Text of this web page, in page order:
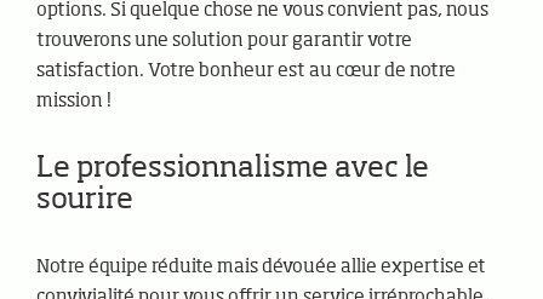
options. Si quelque chose ne vous convient pas, nous
trouverons une solution pour garantir votre
satisfaction. Votre bonheur est au cœur de notre
mission !
Le professionnalisme avec le
sourire
Notre équipe réduite mais dévouée allie expertise et